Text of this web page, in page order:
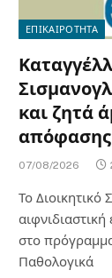
ΕΠΙΚΑΙΡΟΤΗΤΑ
και ζητά
απόφασης
07/08/2026
Το Διοικητικό
στο
Παθολογικά